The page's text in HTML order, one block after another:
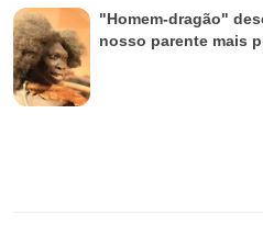
"Homem-dragão"
nosso parente mais